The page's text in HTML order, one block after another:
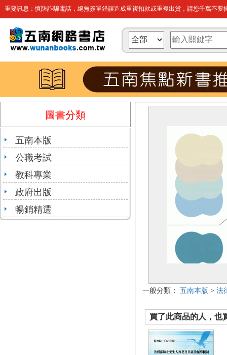
重要訊息：慎防詐騙電話，絕無簽單錯誤造成重複扣款或重複出貨，請您千萬不要
圖書分類
五南本版
公職考試
教科專業
政府出版
暢銷精選
一般分類： 五南本版 > 法
買了此商品的人，也